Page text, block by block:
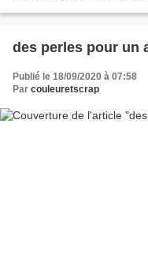
des perles pour un
Publié le 18/09/2020 à 07:58
Par couleuretscrap